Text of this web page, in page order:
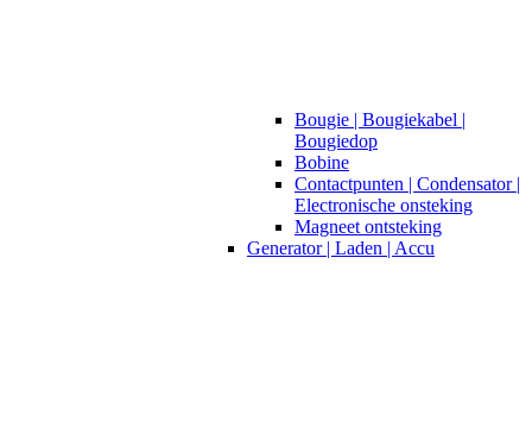
Bougie | Bougiekabel |
Bougiedop
Bobine
Contactpunten | Condensator |
Electronische onsteking
Magneet ontsteking
Generator | Laden | Accu